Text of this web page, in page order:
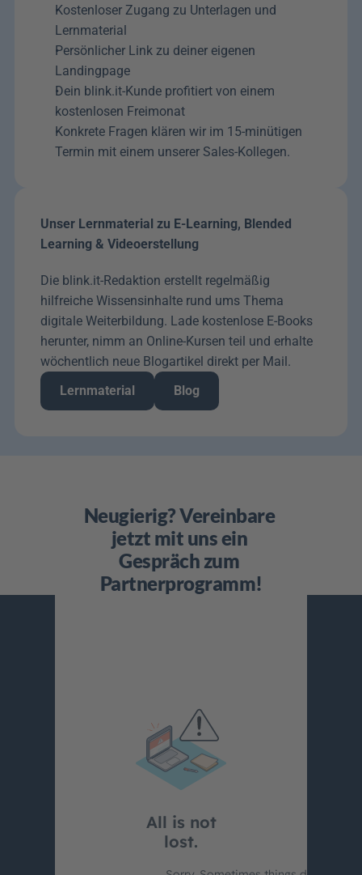
Kostenloser Zugang zu Unterlagen und
Lernmaterial
Persönlicher Link zu deiner eigenen
Landingpage
Dein blink.it-Kunde profitiert von einem
kostenlosen Freimonat
Konkrete Fragen klären wir im 15-minütigen
Termin mit einem unserer Sales-Kollegen.
Unser Lernmaterial zu E-Learning, Blended
Learning & Videoerstellung
Die blink.it-Redaktion erstellt regelmäßig
hilfreiche Wissensinhalte rund ums Thema
digitale Weiterbildung. Lade kostenlose E-Books
herunter, nimm an Online-Kursen teil und erhalte
wöchentlich neue Blogartikel direkt per Mail.
Lernmaterial
Blog
Neugierig? Vereinbare
jetzt mit uns ein
Gespräch zum
Partnerprogramm!